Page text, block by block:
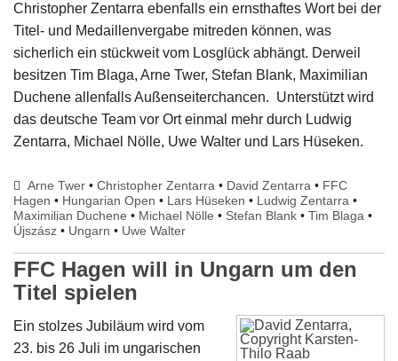
Christopher Zentarra ebenfalls ein ernsthaftes Wort bei der
Titel- und Medaillenvergabe mitreden können, was
sicherlich ein stückweit vom Losglück abhängt. Derweil
besitzen Tim Blaga, Arne Twer, Stefan Blank, Maximilian
Duchene allenfalls Außenseiterchancen. Unterstützt wird
das deutsche Team vor Ort einmal mehr durch Ludwig
Zentarra, Michael Nölle, Uwe Walter und Lars Hüseken.
Arne Twer •Christopher Zentarra • David Zentarra • FFC
Hagen • Hungarian Open • Lars Hüseken • Ludwig Zentarra •
Maximilian Duchene • Michael Nölle • Stefan Blank • Tim Blaga •
Újszász • Ungarn • Uwe Walter
FFC Hagen will in Ungarn um den
Titel spielen
Ein stolzes Jubiläum wird vom
23. bis 26 Juli im ungarischen